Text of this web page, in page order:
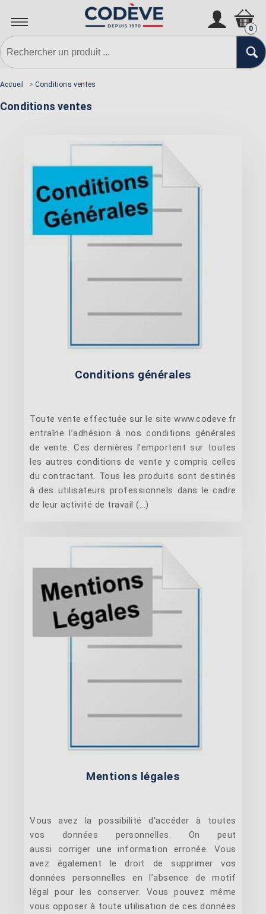
0
Accueil > Conditions ventes
Conditions ventes
Conditions générales
Toute vente effectuée sur le site www.codeve.fr
entraîne l’adhésion à nos conditions générales
de vente. Ces dernières l’emportent sur toutes
les autres conditions de vente y compris celles
du contractant. Tous les produits sont destinés
à des utilisateurs professionnels dans le cadre
de leur activité de travail (...)
Mentions légales
Vous avez la possibilité d'accéder à toutes
vos données personnelles. On peut
aussi corriger une information erronée. Vous
avez également le droit de supprimer vos
données personnelles en l’absence de motif
légal pour les conserver. Vous pouvez même
vous opposer à toute utilisation de ces données